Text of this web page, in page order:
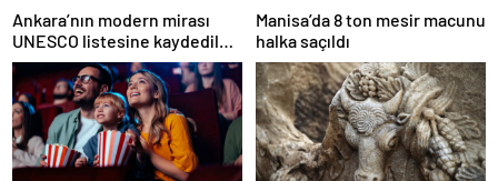
Ankara’nın modern mirası
UNESCO listesine kaydedildi;
Türkiye’nin listedeki varlık
sayısı 80 oldu
Manisa’da 8 ton mesir macunu
halka saçıldı